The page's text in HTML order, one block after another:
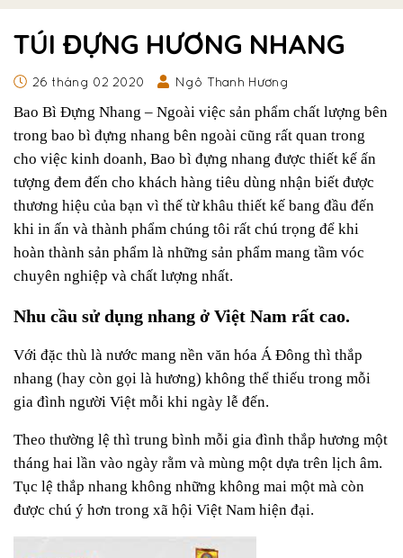
TÚI ĐỰNG HƯƠNG NHANG
26 tháng 02 2020 Ngô Thanh Hương
Bao Bì Đựng Nhang – Ngoài việc sản phẩm chất lượng bên
trong bao bì đựng nhang bên ngoài cũng rất quan trong
cho việc kinh doanh, Bao bì đựng nhang được thiết kế ấn
tượng đem đến cho khách hàng tiêu dùng nhận biết được
thương hiệu của bạn vì thế từ khâu thiết kế bang đầu đến
khi in ấn và thành phẩm chúng tôi rất chú trọng để khi
hoàn thành sản phẩm là những sản phẩm mang tầm vóc
chuyên nghiệp và chất lượng nhất.
Nhu cầu sử dụng nhang ở Việt Nam rất cao.
Với đặc thù là nước mang nền văn hóa Á Đông thì thắp
nhang (hay còn gọi là hương) không thể thiếu trong mỗi
gia đình người Việt mỗi khi ngày lễ đến.
Theo thường lệ thì trung bình mỗi gia đình thắp hương một
tháng hai lần vào ngày rằm và mùng một dựa trên lịch âm.
Tục lệ thắp nhang không những không mai một mà còn
được chú ý hơn trong xã hội Việt Nam hiện đại.